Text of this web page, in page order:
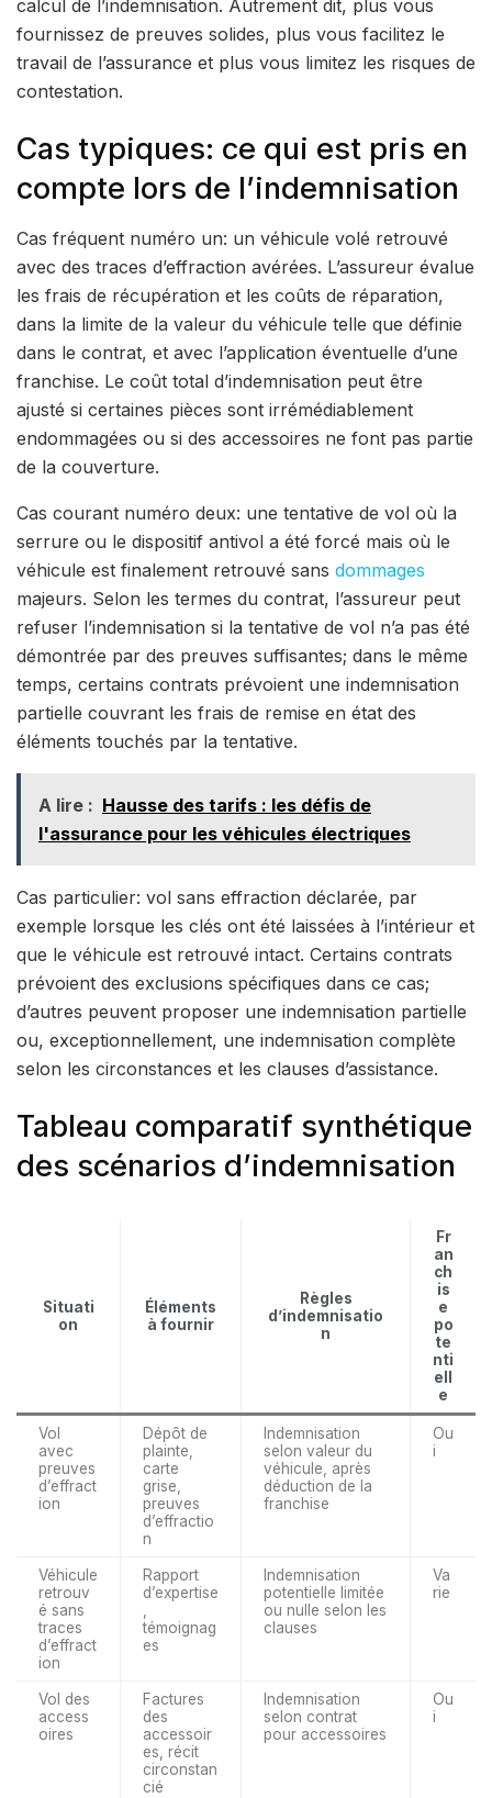
calcul de l’indemnisation. Autrement dit, plus vous
fournissez de preuves solides, plus vous facilitez le
travail de l’assurance et plus vous limitez les risques de
contestation.
Cas typiques: ce qui est pris en
compte lors de l’indemnisation
Cas fréquent numéro un: un véhicule volé retrouvé
avec des traces d’effraction avérées. L’assureur évalue
les frais de récupération et les coûts de réparation,
dans la limite de la valeur du véhicule telle que définie
dans le contrat, et avec l’application éventuelle d’une
franchise. Le coût total d’indemnisation peut être
ajusté si certaines pièces sont irrémédiablement
endommagées ou si des accessoires ne font pas partie
de la couverture.
Cas courant numéro deux: une tentative de vol où la
serrure ou le dispositif antivol a été forcé mais où le
véhicule est finalement retrouvé sans dommages
majeurs. Selon les termes du contrat, l’assureur peut
refuser l’indemnisation si la tentative de vol n’a pas été
démontrée par des preuves suffisantes; dans le même
temps, certains contrats prévoient une indemnisation
partielle couvrant les frais de remise en état des
éléments touchés par la tentative.
A lire : Hausse des tarifs : les défis de
l'assurance pour les véhicules électriques
Cas particulier: vol sans effraction déclarée, par
exemple lorsque les clés ont été laissées à l’intérieur et
que le véhicule est retrouvé intact. Certains contrats
prévoient des exclusions spécifiques dans ce cas;
d’autres peuvent proposer une indemnisation partielle
ou, exceptionnellement, une indemnisation complète
selon les circonstances et les clauses d’assistance.
Tableau comparatif synthétique
des scénarios d’indemnisation
Situati
on
Éléments
à fournir
Règles
d’indemnisatio
n
Fr
an
ch
is
e
po
te
nti
ell
e
Vol
avec
preuves
d’effract
ion
Dépôt de
plainte,
carte
grise,
preuves
d’effractio
n
Indemnisation
selon valeur du
véhicule, après
déduction de la
franchise
Ou
i
Véhicule
retrouv
é sans
traces
d’effract
ion
Rapport
d’expertise
témoignag
es
Indemnisation
potentielle limitée
ou nulle selon les
clauses
Va
rie
Vol des
access
oires
Factures
des
accessoir
es, récit
circonstan
cié
Indemnisation
selon contrat
pour accessoires
Ou
i